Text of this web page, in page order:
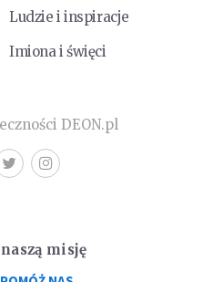
Ludzie i inspiracje
Imiona i święci
DEON.pl
misję